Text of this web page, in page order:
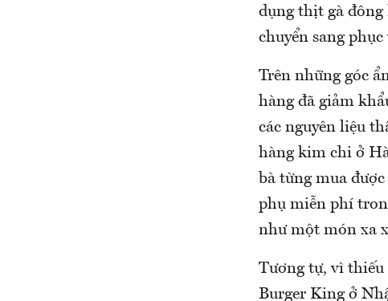
dụng thịt gà
chuyển sang
Trên những góc
hàng đã giảm
các nguyên liệu
hàng kim chi ở
bà từng mua
phụ miễn phí
như một món xa
Tương tự, vì thiếu
Burger King ở